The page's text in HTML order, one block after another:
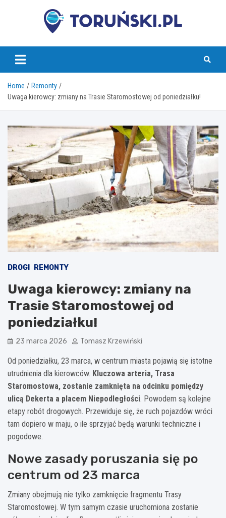
torunski.pl
Home
Remonty
Uwaga kierowcy: zmiany na Trasie Staromostowej od poniedziałku!
DROGI REMONTY
Uwaga kierowcy: zmiany na
Trasie Staromostowej od
poniedziałku!
23 marca 2026 Tomasz Krzewiński
Od poniedziałku, 23 marca, w centrum miasta pojawią się istotne
utrudnienia dla kierowców. Kluczowa arteria, Trasa
Staromostowa, zostanie zamknięta na odcinku pomiędzy
ulicą Dekerta a placem Niepodległości. Powodem są kolejne
etapy robót drogowych. Przewiduje się, że ruch pojazdów wróci
tam dopiero w maju, o ile sprzyjać będą warunki techniczne i
pogodowe.
Nowe zasady poruszania się po
centrum od 23 marca
Zmiany obejmują nie tylko zamknięcie fragmentu Trasy
Staromostowej. W tym samym czasie uruchomiona zostanie